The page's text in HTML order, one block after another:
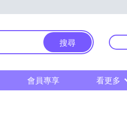
搜尋
會員專享 看更多